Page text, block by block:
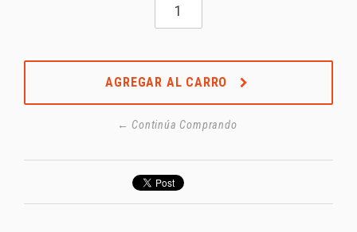
AGREGAR AL CARRO
← Continúa Comprando